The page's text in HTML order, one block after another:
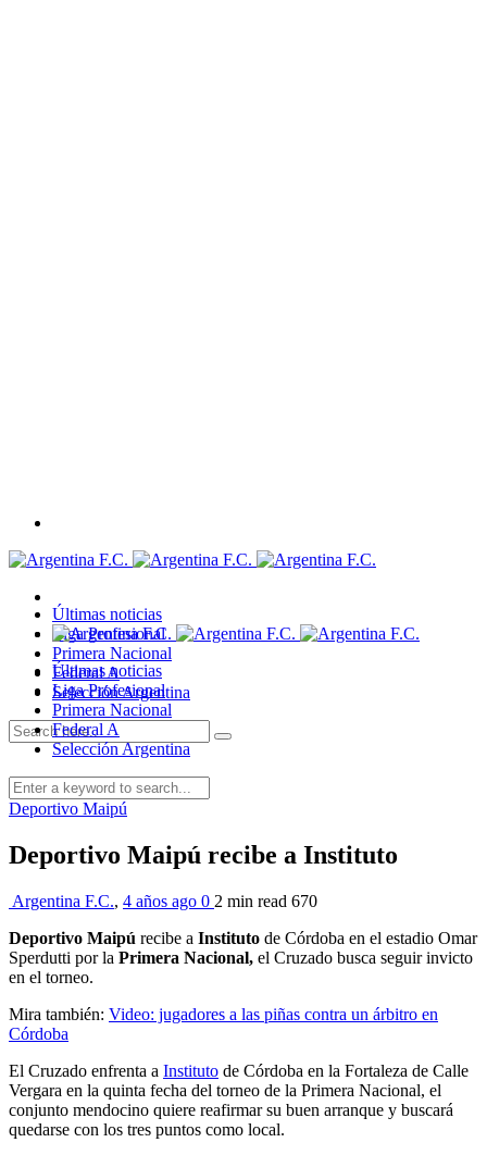
Últimas noticias
Liga Profesional
Primera Nacional
Federal A
Selección Argentina
Últimas noticias
Liga Profesional
Primera Nacional
Federal A
Selección Argentina
Deportivo Maipú
Deportivo Maipú recibe a Instituto
Argentina F.C., 4 años ago 0 2 min read 670
Deportivo Maipú recibe a Instituto de Córdoba en el estadio Omar
Sperdutti por la Primera Nacional, el Cruzado busca seguir invicto
en el torneo.
Mira también: Video: jugadores a las piñas contra un árbitro en
Córdoba
El Cruzado enfrenta a Instituto de Córdoba en la Fortaleza de Calle
Vergara en la quinta fecha del torneo de la Primera Nacional, el
conjunto mendocino quiere reafirmar su buen arranque y buscará
quedarse con los tres puntos como local.